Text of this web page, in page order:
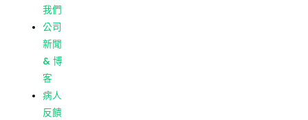
我們的
診所
牙醫
支付方
關於我
我們
公司
新聞
& 博
客
病人
反饋